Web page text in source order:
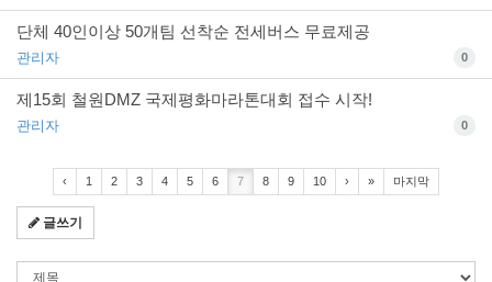
단체 40인이상 50개팀 선착순 전세버스 무료제공
관리자 0
제15회 철원DMZ 국제평화마라톤대회 접수 시작!
관리자 0
‹ 1 2 3 4 5 6 7 8 9 10 › » 마지막
글쓰기